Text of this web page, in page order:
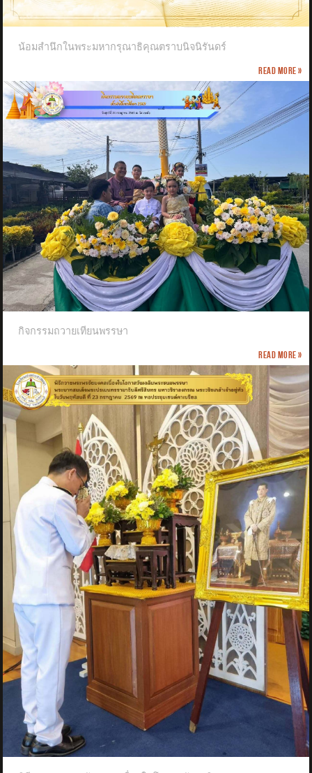
น้อมสำนึกในพระมหากรุณาธิคุณตราบนิจนิรันดร์
Read more »
กิจกรรมถวายเทียนพรรษา
Read more »